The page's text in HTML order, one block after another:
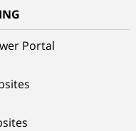
Portal